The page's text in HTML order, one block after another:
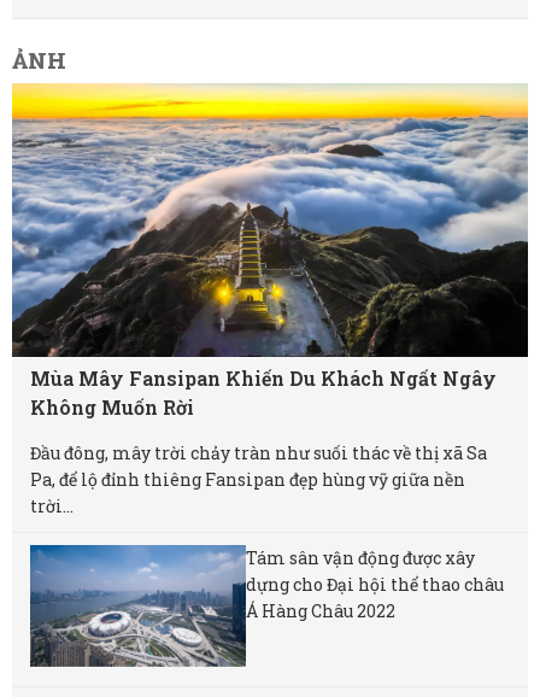
ẢNH
Mùa Mây Fansipan Khiến Du Khách Ngất Ngây
Không Muốn Rời
Đầu đông, mây trời chảy tràn như suối thác về thị xã Sa
Pa, để lộ đỉnh thiêng Fansipan đẹp hùng vỹ giữa nền
trời...
Tám sân vận động được xây
dựng cho Đại hội thể thao châu
Á Hàng Châu 2022